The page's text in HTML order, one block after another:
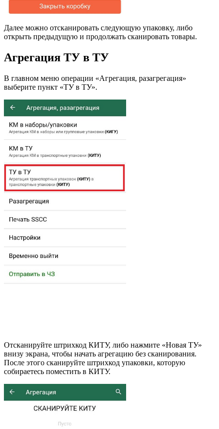
Далее можно отсканировать следующую упаковку, либо
открыть предыдущую и продолжать сканировать товары.
Агрегация ТУ в ТУ
В главном меню операции «Агрегация, разагрегация»
выберите пункт «ТУ в ТУ».
Отсканируйте штрихкод КИТУ, либо нажмите «Новая ТУ»
внизу экрана, чтобы начать агрегацию без сканирования.
После этого сканируйте штрихкод упаковки, которую
собираетесь поместить в КИТУ.